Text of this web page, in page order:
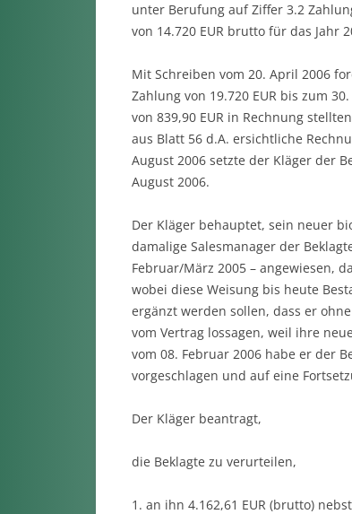
unter Berufung auf Ziffer 3.2
von 14.720 EUR brutto für das Jahr
Mit Schreiben vom 20. April 2006
Zahlung von 19.720 EUR bis zum
von 839,90 EUR in Rechnung
aus Blatt 56 d.A. ersichtliche
August 2006 setzte der Kläger der
August 2006.
Der Kläger behauptet, sein neuer
damalige Salesmanager der
Februar/März 2005 – angewiesen,
wobei diese Weisung bis heute
ergänzt werden sollen, dass er
vom Vertrag lossagen, weil ihre
vom 08. Februar 2006 habe er der
vorgeschlagen und auf eine
Der Kläger beantragt,
die Beklagte zu verurteilen,
1. an ihn 4.162,61 EUR (brutto)